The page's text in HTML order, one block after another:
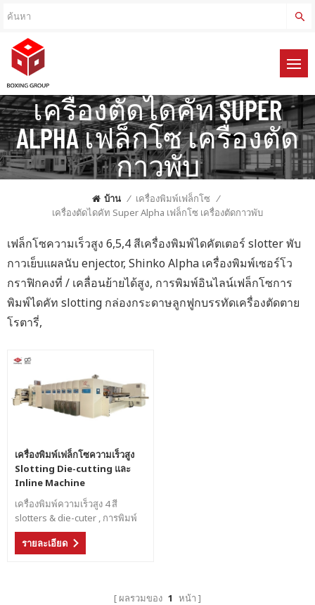
เครื่องตัดไดคัท SUPER
ALPHA เฟล็กโซ เครื่องตัด
กาวพับ
บ้าน / เครื่องพิมพ์เฟล็กโซ /
เครื่องตัดไดคัท Super Alpha เฟล็กโซ เครื่องตัดกาวพับ
เฟล็กโซความเร็วสูง 6,5,4 สีเครื่องพิมพ์ไดคัตเตอร์ slotter พับ
กาวเย็บแผลนับ enjector, Shinko Alpha เครื่องพิมพ์เซอร์โว
กราฟิกคงที่ / เคลื่อนย้ายได้สูง, การพิมพ์อินไลน์เฟล็กโซการ
พิมพ์ไดคัท slotting กล่องกระดาษลูกฟูกบรรทัดเครื่องตัดตาย
โรตารี่,
เครื่องพิมพ์เฟล็กโซความเร็วสูง
Slotting Die-cutting และ
Inline Machine
เครื่องพิมพ์ความเร็วสูง 4 สี
slotters & die-cuter , การพิมพ์
เฟล็กโซไดรฟ์เซอร์โวไดรฟ์เต็มรูป
แบบของ Shinko
รายละเอียด
ผลรวมของ 1 หน้า